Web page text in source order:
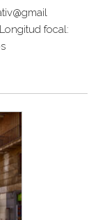
focal: